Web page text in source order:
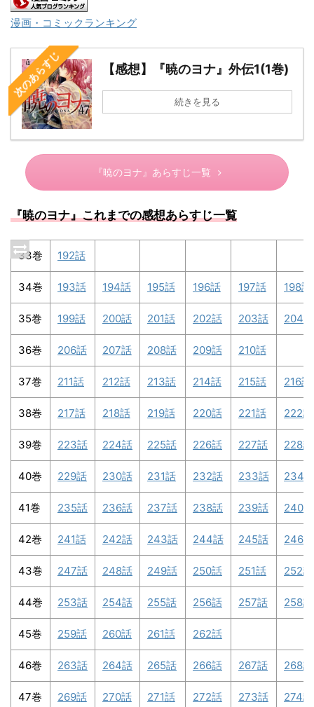
漫画・コミックランキング
次のあらすじ 【感想】『暁のヨナ』外伝1(1巻)
続きを見る
『暁のヨナ』あらすじ一覧
『暁のヨナ』これまでの感想あらすじ一覧
33巻 192話
34巻 193話 194話 195話 196話 197話 198話
35巻 199話 200話 201話 202話 203話 204話
36巻 206話 207話 208話 209話 210話
37巻 211話 212話 213話 214話 215話 216話
38巻 217話 218話 219話 220話 221話 222話
39巻 223話 224話 225話 226話 227話 228話
40巻 229話 230話 231話 232話 233話 234話
41巻 235話 236話 237話 238話 239話 240話
42巻 241話 242話 243話 244話 245話 246話
43巻 247話 248話 249話 250話 251話 252話
44巻 253話 254話 255話 256話 257話 258話
45巻 259話 260話 261話 262話
46巻 263話 264話 265話 266話 267話 268話
47巻 269話 270話 271話 272話 273話 274話